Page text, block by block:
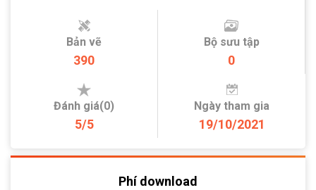
Bản vẽ
390
Bộ sưu tập
0
Đánh giá(0)
5/5
Ngày tham gia
19/10/2021
Phí download